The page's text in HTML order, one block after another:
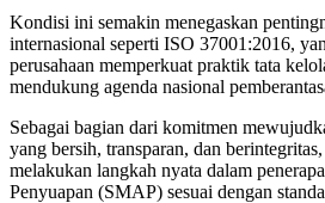
Kondisi ini semakin menegaskan
internasional seperti ISO 37001:2016,
perusahaan memperkuat praktik tata
mendukung agenda nasional
Sebagai bagian dari komitmen
yang bersih, transparan, dan
melakukan langkah nyata dalam
Penyuapan (SMAP) sesuai dengan